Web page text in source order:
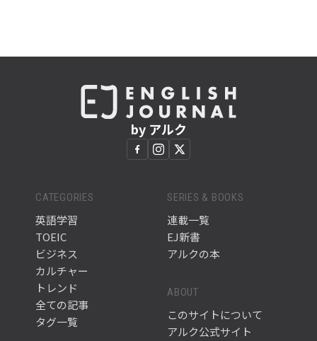
by アルク
CATEGORIES
英語学習
TOEIC
ビジネス
カルチャー
トレンド
全ての記事
タグ一覧
SERIES & BOOKS
連載一覧
EJ新書
アルクの本
ABOUT
このサイトについて
アルク公式サイト